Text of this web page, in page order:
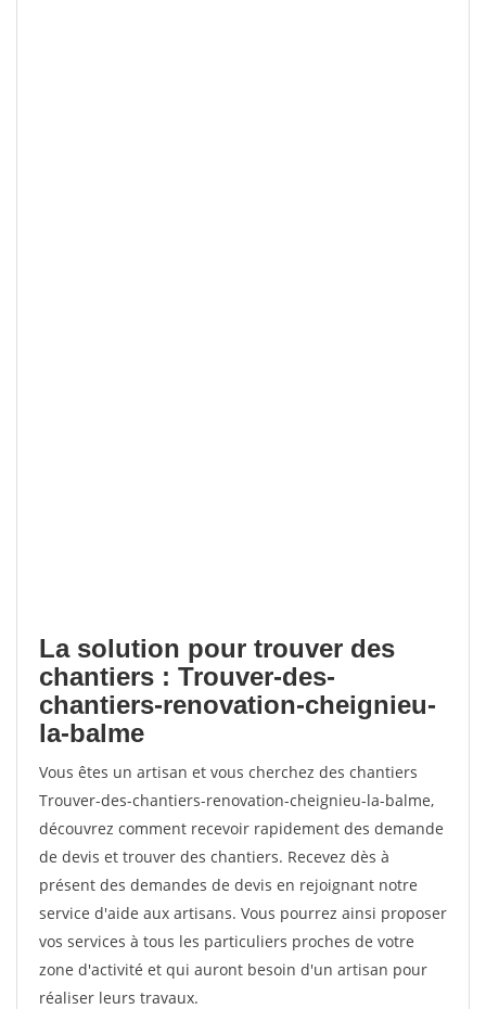
La solution pour trouver des
chantiers : Trouver-des-
chantiers-renovation-cheignieu-
la-balme
Vous êtes un artisan et vous cherchez des chantiers
Trouver-des-chantiers-renovation-cheignieu-la-balme,
découvrez comment recevoir rapidement des demande
de devis et trouver des chantiers. Recevez dès à
présent des demandes de devis en rejoignant notre
service d'aide aux artisans. Vous pourrez ainsi proposer
vos services à tous les particuliers proches de votre
zone d'activité et qui auront besoin d'un artisan pour
réaliser leurs travaux.